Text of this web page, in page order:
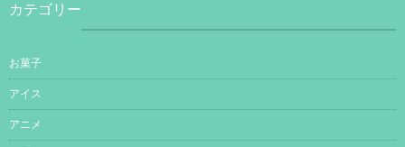
カテゴリー
お菓子
アイス
アニメ